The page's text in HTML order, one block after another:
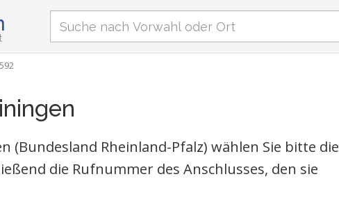
(Bundesland Rheinland-Pfalz) wählen Sie bitte die
die Rufnummer des Anschlusses, den sie